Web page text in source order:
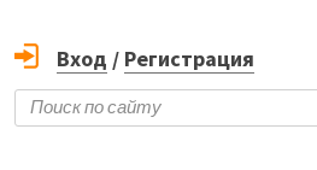
Вход / Регистрация